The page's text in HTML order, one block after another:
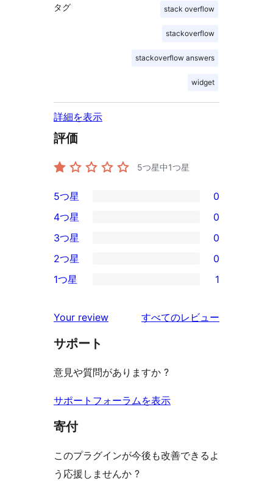
タグ stack overflow
stackoverflow
stackoverflow answers
widget
詳細を表示
評価
5つ星中1つ星
0
5-
星
レ
ビ
ー
5つ星 0
4-
星
レ
ュ
ー
4つ星 0
0
3-
星
ビ
ュ
3つ星 0
2-
レ
ビ
ー
2つ星 0
星
レ
ュ
ー
1つ星 1
Your review すべてのレビュー
サポート
意見や質問がありますか ?
サポートフォーラムを表示
寄付
このプラグインが今後も改善できるよ
う応援しませんか ?